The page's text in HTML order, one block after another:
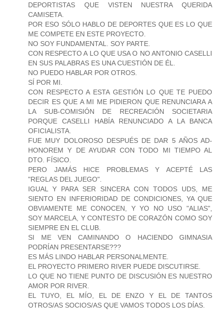
DEPORTISTAS QUE VISTEN NUESTRA QUERIDA
CAMISETA.
POR ESO SÓLO HABLO DE DEPORTES QUE ES LO QUE
ME COMPETE EN ESTE PROYECTO.
NO SOY FUNDAMENTAL. SOY PARTE.
CON RESPECTO A LO QUE USA O NO ANTONIO CASELLI
EN SUS PALABRAS ES UNA CUESTIÓN DE ÉL.
NO PUEDO HABLAR POR OTROS.
SÍ POR MI.
CON RESPECTO A ESTA GESTIÓN LO QUE TE PUEDO
DECIR ES QUE A MI ME PIDIERON QUE RENUNCIARA A
LA SUB-COMISIÓN DE RECREACIÓN SOCIETARIA
PORQUE CASELLI HABÍA RENUNCIADO A LA BANCA
OFICIALISTA.
FUE MUY DOLOROSO DESPUÉS DE DAR 5 AÑOS AD-
HONOREM Y DE AYUDAR CON TODO MI TIEMPO AL
DTO. FÍSICO.
PERO JAMÁS HICE PROBLEMAS Y ACEPTÉ LAS
"REGLAS DEL JUEGO".
IGUAL Y PARA SER SINCERA CON TODOS UDS, ME
SIENTO EN INFERIORIDAD DE CONDICIONES, YA QUE
OBVIAMENTE ME CONOCEN, Y YO NO USO "ALIAS",
SOY MARCELA, Y CONTESTO DE CORAZÓN COMO SOY
SIEMPRE EN EL CLUB.
SI ME VEN CAMINANDO O HACIENDO GIMNASIA
PODRÍAN PRESENTARSE???
ES MÁS LINDO HABLAR PERSONALMENTE.
EL PROYECTO PRIMERO RIVER PUEDE DISCUTIRSE.
LO QUE NO TIENE PUNTO DE DISCUSIÓN ES NUESTRO
AMOR POR RIVER.
EL TUYO, EL MÍO, EL DE ENZO Y EL DE TANTOS
OTROS/AS SOCIOS/AS QUE VAMOS TODOS LOS DÍAS.